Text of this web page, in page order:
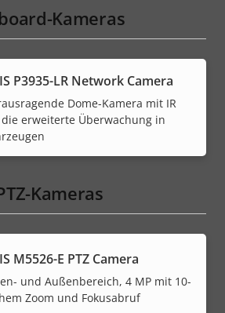
Kameras
P3935-LR Network Camera
Dome-Kamera mit IR
erweiterte Überwachung in
Kameras
M5526-E PTZ Camera
und Außenbereich, 4 MP mit 10-
Zoom und Fokusabruf